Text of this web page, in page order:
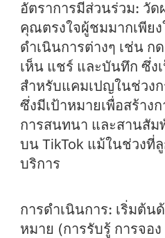
อัตราการมีส่วนร่วม: วัด
คุณตรงใจผู้ชมมากเพีย
ดำเนินการต่างๆ เช่น ก
เห็น แชร์ และบันทึก ซึ่ง
สำหรับแคมเปญในช่วง
ซึ่งมีเป้าหมายเพื่อสร้าง
การสนทนา และสานสั
บน TikTok แม้ในช่วงที่
บริการ
การดำเนินการ: เริ่มต้น
หมาย (การรับรู้ การจอ